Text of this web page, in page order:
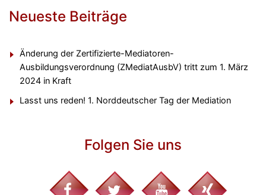
Neueste Beiträge
Änderung der Zertifizierte-Mediatoren-
Ausbildungsverordnung (ZMediatAusbV) tritt zum 1. März
2024 in Kraft
Lasst uns reden! 1. Norddeutscher Tag der Mediation
Folgen Sie uns